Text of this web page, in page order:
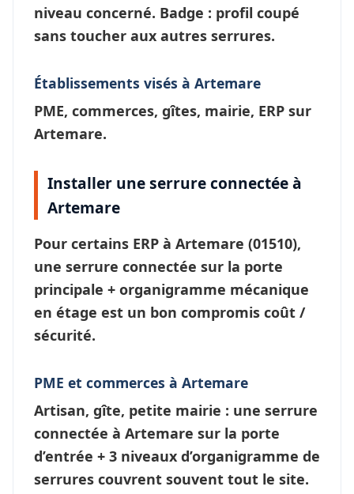
niveau concerné. Badge : profil coupé
sans toucher aux autres serrures.
Établissements visés à Artemare
PME, commerces, gîtes, mairie, ERP sur
Artemare.
Installer une serrure connectée à
Artemare
Pour certains ERP à Artemare (01510),
une serrure connectée sur la porte
principale + organigramme mécanique
en étage est un bon compromis coût /
sécurité.
PME et commerces à Artemare
Artisan, gîte, petite mairie : une serrure
connectée à Artemare sur la porte
d’entrée + 3 niveaux d’organigramme de
serrures couvrent souvent tout le site.